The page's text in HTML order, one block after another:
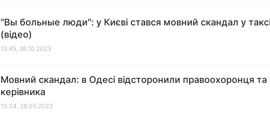
"Вы больные люди": у Києві стався мовний скандал у
(відео)
15:45, 26.10.2023
Мовний скандал: в Одесі відсторонили правоохоронця та
керівника
15:34, 28.05.2023